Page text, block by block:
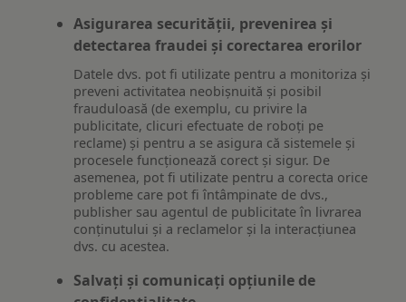
Asigurarea securității, prevenirea și
detectarea fraudei și corectarea erorilor
Datele dvs. pot fi utilizate pentru a monitoriza și
preveni activitatea neobișnuită și posibil
frauduloasă (de exemplu, cu privire la
publicitate, clicuri efectuate de roboți pe
reclame) și pentru a se asigura că sistemele și
procesele funcționează corect și sigur. De
asemenea, pot fi utilizate pentru a corecta orice
probleme care pot fi întâmpinate de dvs.,
publisher sau agentul de publicitate în livrarea
conținutului și a reclamelor și la interacțiunea
dvs. cu acestea.
Salvați și comunicați opțiunile de